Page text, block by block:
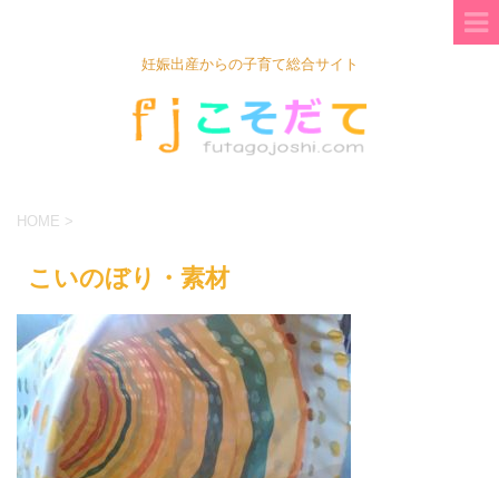
妊娠出産からの子育て総合サイト
HOME >
こいのぼり・素材